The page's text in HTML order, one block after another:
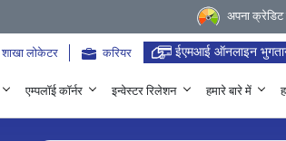
अपना
शाखा लोकेटर करियर ईएमआई ऑनलाइन
एम्पलॉई कॉर्नर इन्वेस्टर रिलेशन हमारे बारे में